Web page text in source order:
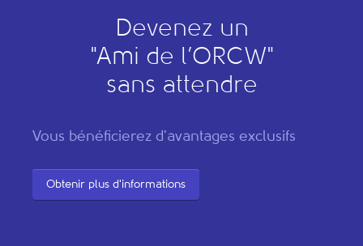
Devenez un
"Ami de l’ORCW"
sans attendre
Vous bénéficierez d'avantages exclusifs
Obtenir plus d'informations